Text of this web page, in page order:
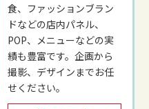
食、ファッションブラン
ドなどの店内パネル、
POP、メニューなどの実
績も豊富です。企画から
撮影、デザインまでお任
せください。